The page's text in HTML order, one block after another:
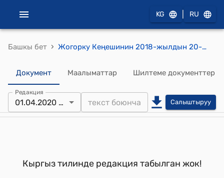
KG RU
Башкы бет › Жогорку Кеңешинин 2018-жылдын 20-апрелиндеги № 2379-VI "Кыргыз Республикасынын Өкмөтүнүн курамы жөнүндө" токтому
Документ Маалыматтар Шилтеме документтер
Редакция
01.04.2020 № 3664-VI Салыштыруу
Кыргыз тилинде редакция табылган жок!